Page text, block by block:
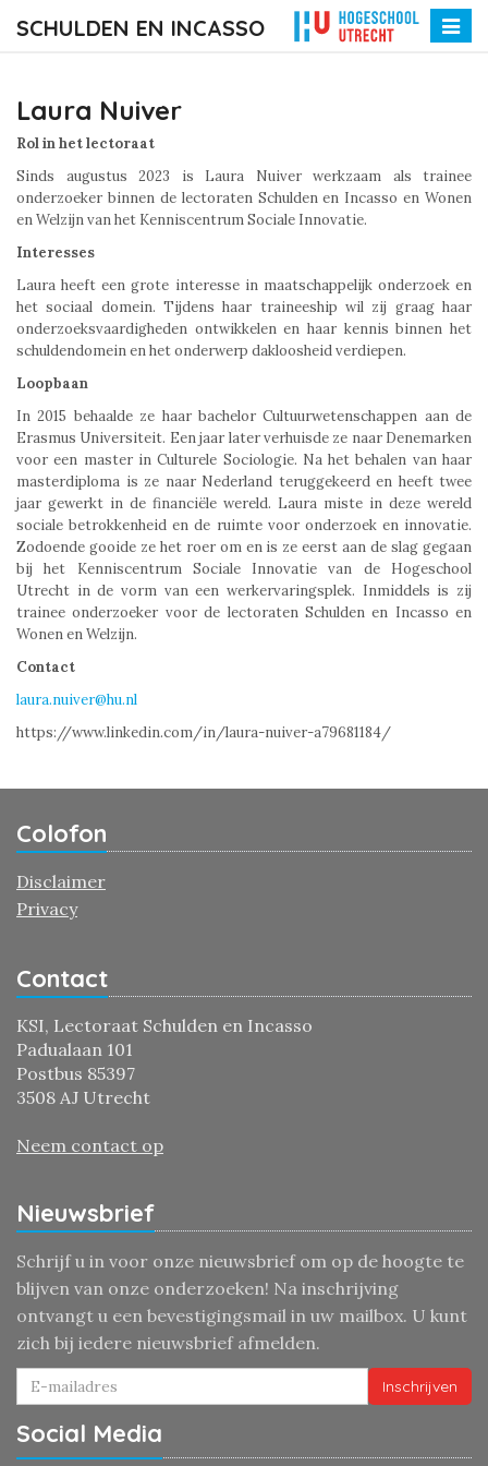
SCHULDEN EN INCASSO
Toggle
Laura Nuiver
Laura Nuiver
Rol in het lectoraat
Sinds augustus 2023 is Laura Nuiver werkzaam als trainee
onderzoeker binnen de lectoraten Schulden en Incasso en Wonen
en Welzijn van het Kenniscentrum Sociale Innovatie.
Interesses
Laura heeft een grote interesse in maatschappelijk onderzoek en
het sociaal domein. Tijdens haar traineeship wil zij graag haar
onderzoeksvaardigheden ontwikkelen en haar kennis binnen het
schuldendomein en het onderwerp dakloosheid verdiepen.
Loopbaan
In 2015 behaalde ze haar bachelor Cultuurwetenschappen aan de
Erasmus Universiteit. Een jaar later verhuisde ze naar Denemarken
voor een master in Culturele Sociologie. Na het behalen van haar
masterdiploma is ze naar Nederland teruggekeerd en heeft twee
jaar gewerkt in de financiële wereld. Laura miste in deze wereld
sociale betrokkenheid en de ruimte voor onderzoek en innovatie.
Zodoende gooide ze het roer om en is ze eerst aan de slag gegaan
bij het Kenniscentrum Sociale Innovatie van de Hogeschool
Utrecht in de vorm van een werkervaringsplek. Inmiddels is zij
trainee onderzoeker voor de lectoraten Schulden en Incasso en
Wonen en Welzijn.
Contact
laura.nuiver@hu.nl
https://www.linkedin.com/in/laura-nuiver-a79681184/
Colofon
Disclaimer
Privacy
Contact
KSI, Lectoraat Schulden en Incasso
Padualaan 101
Postbus 85397
3508 AJ Utrecht
Neem contact op
Nieuwsbrief
Schrijf u in voor onze nieuwsbrief om op de hoogte te
blijven van onze onderzoeken! Na inschrijving
ontvangt u een bevestigingsmail in uw mailbox. U kunt
zich bij iedere nieuwsbrief afmelden.
Inschrijven
Social Media